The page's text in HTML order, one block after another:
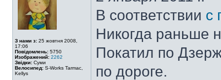
З нами з: 25 жовтня 2008,
17:06
Повідомлень: 5750
Изображений: 2262
Звідки: Суми
Велосипед: S-Works Tarmac,
Kellys
В соответствии с
Никогда раньше
Покатил по
по дороге.